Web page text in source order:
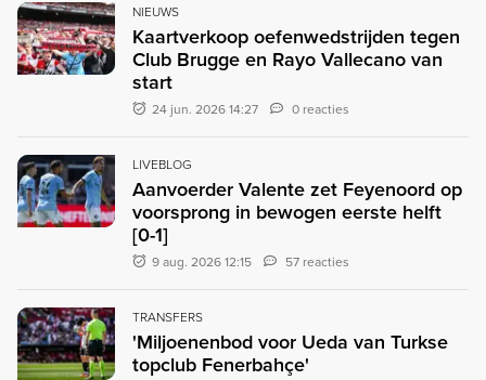
NIEUWS
Kaartverkoop oefenwedstrijden tegen
Club Brugge en Rayo Vallecano van
start
24 jun. 2026 14:27 0 reacties
LIVEBLOG
Aanvoerder Valente zet Feyenoord op
voorsprong in bewogen eerste helft
[0-1]
9 aug. 2026 12:15 57 reacties
TRANSFERS
'Miljoenenbod voor Ueda van Turkse
topclub Fenerbahçe'